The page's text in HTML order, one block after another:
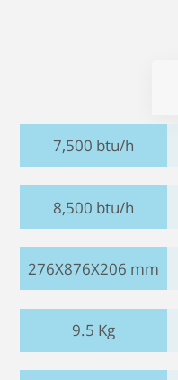
7,500 btu/h
8,500 btu/h
276X876X206 mm
9.5 Kg